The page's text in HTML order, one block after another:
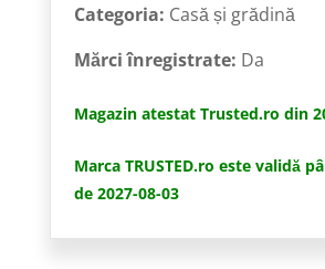
Categoria: Casă și grădină
Mărci înregistrate: Da
Magazin atestat Trusted.ro din
Marca TRUSTED.ro este validă
de 2027-08-03